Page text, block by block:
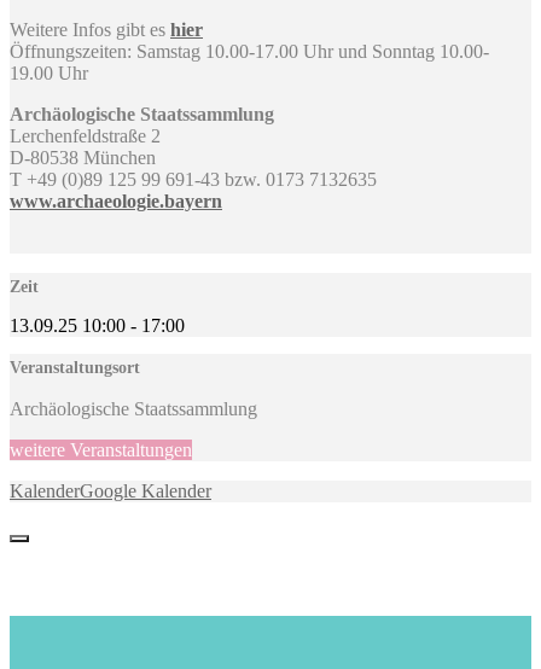
Weitere Infos gibt es hier
Öffnungszeiten: Samstag 10.00-17.00 Uhr und Sonntag 10.00-
19.00 Uhr
Archäologische Staatssammlung
Lerchenfeldstraße 2
D-80538 München
T +49 (0)89 125 99 691-43 bzw. 0173 7132635
www.archaeologie.bayern
Zeit
13.09.25 10:00 - 17:00
Veranstaltungsort
Archäologische Staatssammlung
weitere Veranstaltungen
KalenderGoogle Kalender